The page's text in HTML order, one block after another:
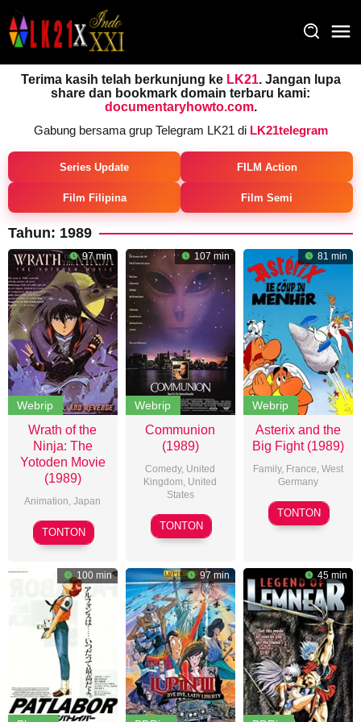
ke
konten
Terima kasih telah berkunjung ke LK21. Jangan lupa
share dan bookmark domain terbaru kami:
documentaryhowto.com.
Gabung bersama grup Telegram LK21 di LK21telegram
Series Update FILM Action
Film Filipina Film Semi
Tahun: 1989
97 min
Webrip
Wrath of the
Ninja: The
Yotoden Movie
(1989)
Animation,Japan
Osamu
Yamasaki
TONTON
107 min
Webrip
Communion
(1989)
Comedy, United
Kingdom, United
States
Philippe
Mora
TONTON
81 min
Webrip
Asterix and the
Big Fight (1989)
Family, France, West
Germany
David
N.
TONTON
100 min 97 min 45 min